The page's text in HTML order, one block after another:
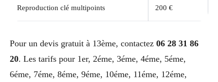
Reproduction clé multipoints 200 €
Pour un devis gratuit à 13ème, contactez 06 28 31 86
20. Les tarifs pour 1er, 2éme, 3éme, 4éme, 5éme,
6éme, 7éme, 8éme, 9éme, 10éme, 11éme, 12éme,